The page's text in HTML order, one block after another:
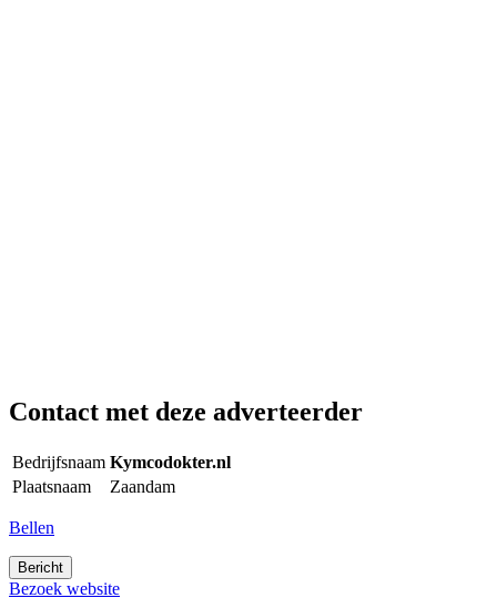
Contact met deze adverteerder
Bedrijfsnaam Kymcodokter.nl
Plaatsnaam
Zaandam
Bellen
Bezoek website